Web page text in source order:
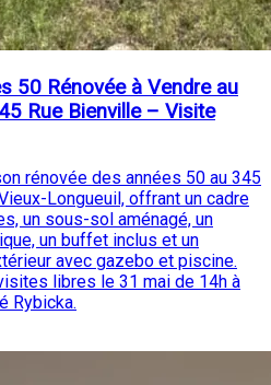
50 Rénovée à Vendre au
Rue Bienville – Visite
rénovée des années 50 au 345
Longueuil, offrant un cadre
un sous-sol aménagé, un
un buffet inclus et un
avec gazebo et piscine.
libres le 31 mai de 14h à
Rybicka.